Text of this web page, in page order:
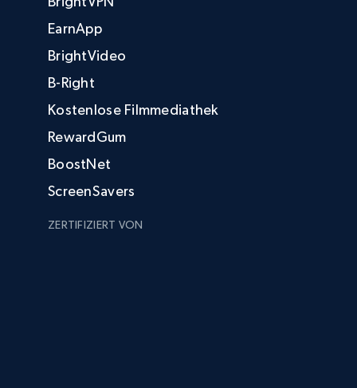
EarnApp
BrightVideo
B-Right
Kostenlose Filmmediathek
RewardGum
BoostNet
ScreenSavers
ZERTIFIZIERT VON